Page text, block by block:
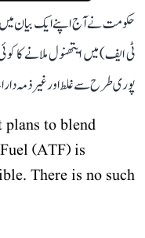
حکومت نے آج اپنے ایک بیان میں
ٹی ایف) میں ایتھنول ملانے کا
پوری طرح سے غلط اور غیر ذمہ
to blend
(ATF) is
There is no such